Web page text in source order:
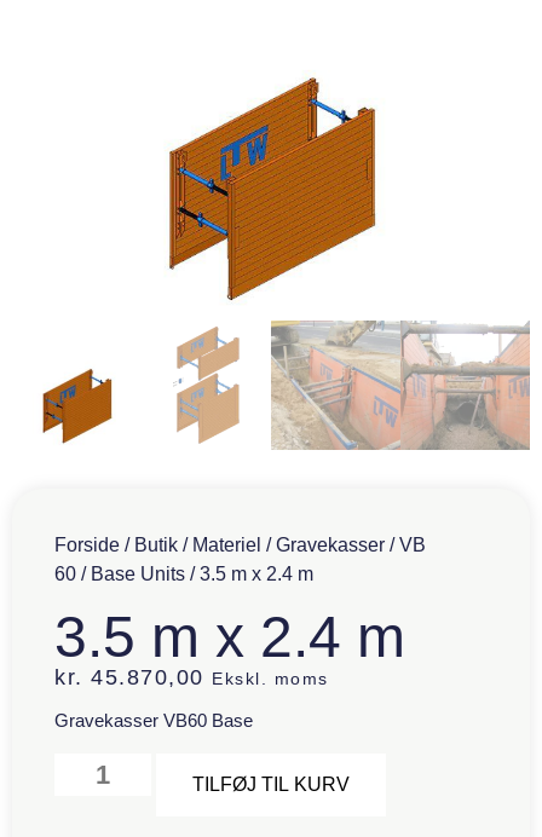
Forside / Butik / Materiel /Gravekasser /VB
60 / Base Units / 3.5 m x 2.4 m
3.5 m x 2.4 m
kr. 45.870,00 Ekskl. moms
Gravekasser VB60 Base
TILFØJ TIL KURV